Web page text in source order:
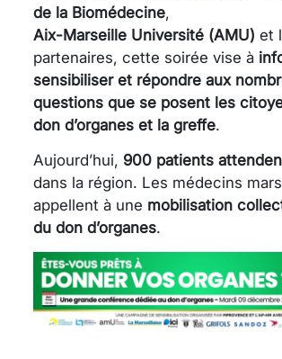
de la Biomédecine,
Aix-Marseille Université (AMU) et
partenaires, cette soirée vise à
sensibiliser et répondre aux
questions que se posent les
don d’organes et la greffe.
Aujourd’hui, 900 patients
dans la région. Les médecins
appellent à une mobilisation
du don d’organes.